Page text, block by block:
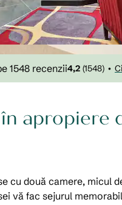
4,2 (1548) •
apropiere
cu două camere, micul
vă fac sejurul